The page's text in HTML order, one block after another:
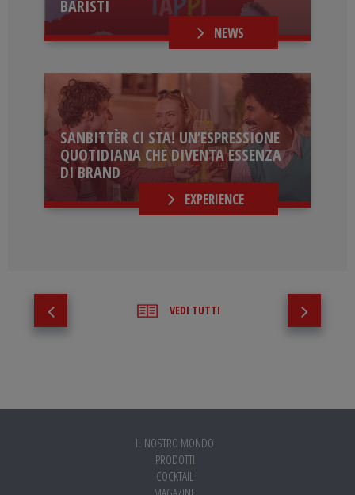
BARISTI
NEWS
SANBITTÈR CI STA! UN’ESPRESSIONE
QUOTIDIANA CHE DIVENTA ESSENZA
DI BRAND
EXPERIENCE
VEDI TUTTI
IL NOSTRO MONDO
PRODOTTI
COCKTAIL